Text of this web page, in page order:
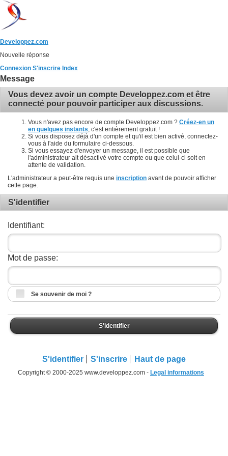
Developpez.com
Nouvelle réponse
Connexion S'inscrire Index
Message
Vous devez avoir un compte Developpez.com et être
connecté pour pouvoir participer aux discussions.
Vous n'avez pas encore de compte Developpez.com ? Créez-en un
en quelques instants , c'est entièrement gratuit !
Si vous disposez déjà d'un compte et qu'il est bien activé, connectez-
vous à l'aide du formulaire ci-dessous.
Si vous essayez d'envoyer un message, il est possible que
l'administrateur ait désactivé votre compte ou que celui-ci soit en
attente de validation.
L'administrateur a peut-être requis une inscription avant de pouvoir afficher
cette page.
S'identifier
Identifiant:
Mot de passe:
Se souvenir de moi ?
S'identifier
S'identifier S'inscrire Haut de page
Copyright © 2000-2025 www.developpez.com - Legal informations